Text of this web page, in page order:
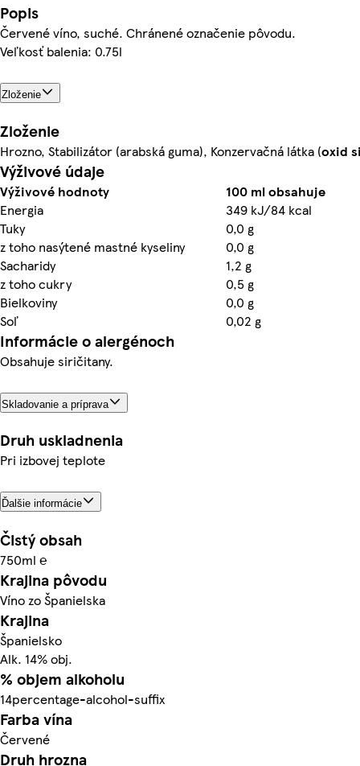
Popis
Červené víno, suché. Chránené označenie pôvodu.
Veľkosť balenia: 0.75l
Zloženie
Zloženie
Hrozno, Stabilizátor (arabská guma), Konzervačná látka (oxid
Výživové údaje
Výživové hodnoty
100 ml obsahuje
Energia
349 kJ/84 kcal
Tuky
0,0 g
z toho nasýtené mastné kyseliny
0,0 g
Sacharidy
1,2 g
z toho cukry
0,5 g
Bielkoviny
0,0 g
Soľ
0,02 g
Informácie o alergénoch
Obsahuje siričitany.
Skladovanie a príprava
Druh uskladnenia
Pri izbovej teplote
Ďalšie informácie
Čistý obsah
750ml ℮
Krajina pôvodu
Víno zo Španielska
Krajina
Španielsko
Alk. 14% obj.
% objem alkoholu
14percentage-alcohol-suffix
Farba vína
Červené
Druh hrozna